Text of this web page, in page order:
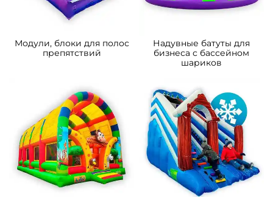
Модули, блоки для полос
препятствий
Надувные батуты для
бизнеса с бассейном
шариков